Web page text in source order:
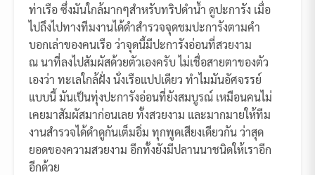
ท่าเรือ ซึ่งมันใกล้มากๆสำหรับทริปดำน้ำ ดูปะการัง เมื่อ
ไปถึงไปทางทีมงานได้ดำสำรวจจุดชมปะการังตามคำ
บอกเล่าของคนเรือ ว่าจุดนี้มีปะการังอ่อนที่สวยงาม
ณ นาที่ลงไปสัมผัสด้วยตัวเองครับ ไม่เชื่อสายตาของตัว
เองว่า ทะเลใกล้ฝั่ง นั่งเรือแปปเดียว ทำไมมันอัศจรรย์
แบบนี้ มันเป็นทุ่งปะการังอ่อนที่ยังสมบูรณ์ เหมือนคนไม่
เคยมาสัมผัสมาก่อนเลย ทั้งสวยงาม และมากมายให้ทีม
งานสำรวจได้ดำดูกันเต็มอิ่ม ทุกพูดเสียงเดียวกัน ว่าสุด
ยอดของความสวยงาม อีกทั้งยังมีปลานนาชนิดให้เราอีก
อีกด้วย